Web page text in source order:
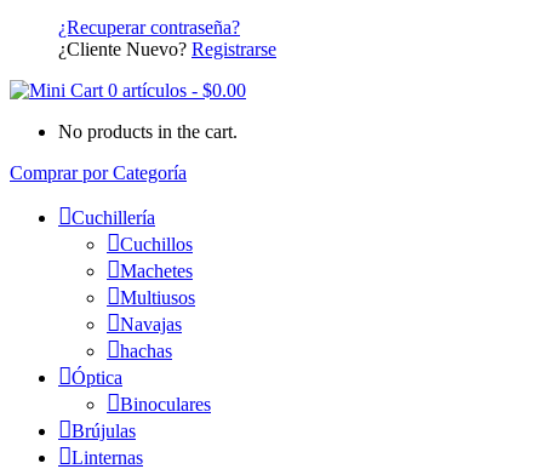
¿Recuperar contraseña?
¿Cliente Nuevo? Registrarse
0 artículos - $0.00
No products in the cart.
Comprar por Categoría
Cuchillería
Cuchillos
Machetes
Multiusos
Navajas
hachas
Óptica
Binoculares
Brújulas
Linternas